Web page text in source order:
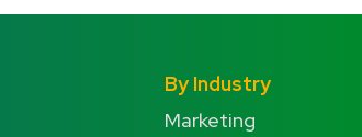
By Industry
Marketing